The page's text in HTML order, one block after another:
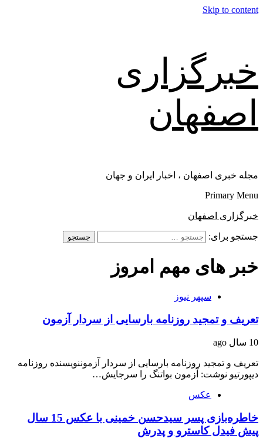
Skip to content
خبرگزاری
اصفهان
مجله خبری اصفهان ، اخبار ایران و جهان
Primary Menu
خبرگزاری اصفهان
جستجو برای:
خبر های مهم امروز
سپهر نیوز
تعریف و تمجید روزنامه بارسایی از سردار آزمون
10 سال ago
تعریف و تمجید روزنامه بارسایی از سردار آزموننویسنده روزنامه
دیپورتیو نوشت: آزمون بواتنگ را سرجایش…
عکس
خاطره‌بازی پسر سیدحسن خمینی با عکس 15 سال
پیش فیدل کاسترو و پدرش